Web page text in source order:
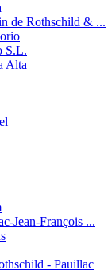
de Rothschild & ...
S.L.
Alta
Jean-François ...
- Pauillac